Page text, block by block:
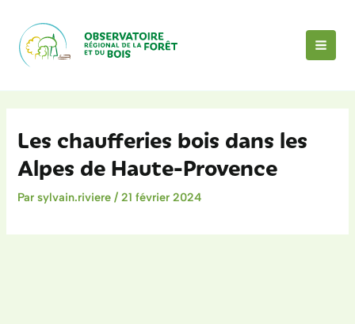
contenu
Les chaufferies bois dans les
Alpes de Haute-Provence
Parsylvain.riviere/21 février 2024